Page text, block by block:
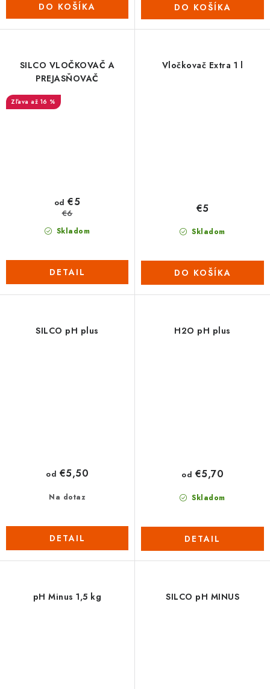
DO KOŠÍKA DO KOŠÍKA
SILCO VLOČKOVAČ A
PREJASŇOVAČ
až 16 %
Skladom
od €5
€6
DETAIL
Vločkovač Extra 1 l
Skladom
€5
DO KOŠÍKA
SILCO pH plus
Na dotaz
od €5,50
DETAIL
H2O pH plus
Skladom
od €5,70
DETAIL
pH Minus 1,5 kg SILCO pH MINUS